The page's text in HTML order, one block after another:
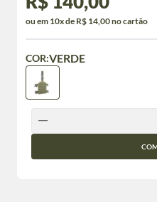
ou em 10x de R$ 14,00 no cartão
COR:VERDE